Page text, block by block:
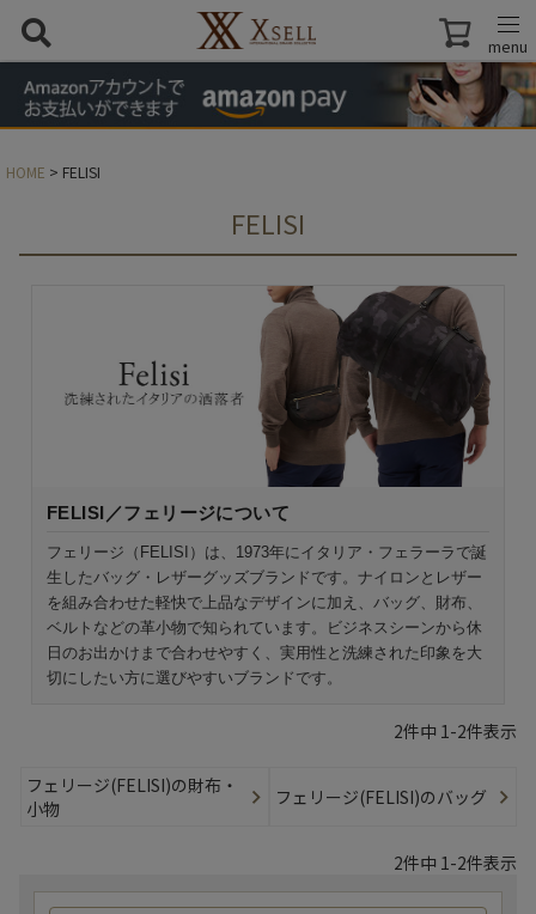
menu
HOME FELISI
FELISI
FELISI／フェリージについて
フェリージ（FELISI）は、1973年にイタリア・フェラーラで誕
生したバッグ・レザーグッズブランドです。ナイロンとレザー
を組み合わせた軽快で上品なデザインに加え、バッグ、財布、
ベルトなどの革小物で知られています。ビジネスシーンから休
日のお出かけまで合わせやすく、実用性と洗練された印象を大
切にしたい方に選びやすいブランドです。
2件中 1 -2件表示
フェリージ(FELISI)の財布・
小物
フェリージ(FELISI)のバッグ
2件中 1 -2件表示